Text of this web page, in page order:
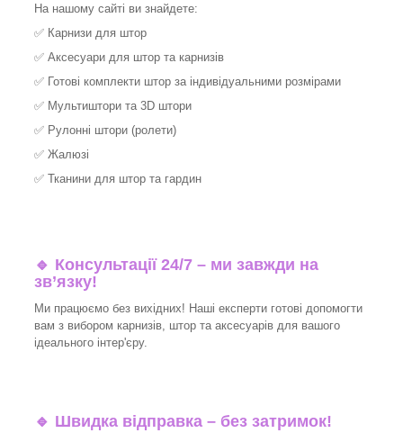
На нашому сайті ви знайдете:
✅ Карнизи для штор
✅ Аксесуари для штор та карнизів
✅ Готові комплекти штор за індивідуальними розмірами
✅ Мультиштори та 3D штори
✅ Рулонні штори (ролети)
✅ Жалюзі
✅ Тканини для штор та гардин
🔹 Консультації 24/7 – ми завжди на
зв’язку!
Ми працюємо без вихідних! Наші експерти готові допомогти
вам з вибором карнизів, штор та аксесуарів для вашого
ідеального інтер'єру.​
🔹 Швидка відправка – без затримок!